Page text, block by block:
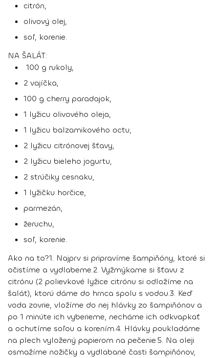
citrón,
olivový olej,
soľ, korenie.
NA ŠALÁT:
100 g rukoly,
2 vajíčka,
100 g cherry paradajok,
1 lyžicu olivového oleja,
1 lyžicu balzamikového octu,
2 lyžicu citrónovej šťavy,
2 lyžicu bieleho jogurtu,
2 strúčiky cesnaku,
1 lyžičku horčice,
parmezán,
žeruchu,
soľ, korenie.
Ako na to?1. Najprv si pripravíme šampiňóny, ktoré si
očistíme a vydlabeme.2. Vyžmýkame si šťavu z
citrónu (2 polievkové lyžice citrónu si odložíme na
šalát), ktorú dáme do hrnca spolu s vodou.3. Keď
voda zovrie, vložíme do nej hlávky zo šampiňónov a
po 1 minúte ich vyberieme, necháme ich odkvapkať
a ochutíme soľou a korením.4. Hlávky poukladáme
na plech vyložený papierom na pečenie.5. Na oleji
osmažíme nožičky a vydlabané časti šampiňónov,